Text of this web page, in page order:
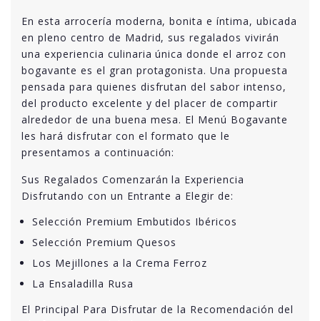
En esta arrocería moderna, bonita e íntima, ubicada
en pleno centro de Madrid, sus regalados vivirán
una experiencia culinaria única donde el arroz con
bogavante es el gran protagonista. Una propuesta
pensada para quienes disfrutan del sabor intenso,
del producto excelente y del placer de compartir
alrededor de una buena mesa. El Menú Bogavante
les hará disfrutar con el formato que le
presentamos a continuación:
Sus Regalados Comenzarán la Experiencia
Disfrutando con un Entrante a Elegir de:
Selección Premium Embutidos Ibéricos
Selección Premium Quesos
Los Mejillones a la Crema Ferroz
La Ensaladilla Rusa
El Principal Para Disfrutar de la Recomendación del